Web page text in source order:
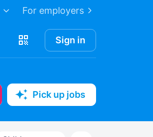
For employers
Sign in
Pick up jobs